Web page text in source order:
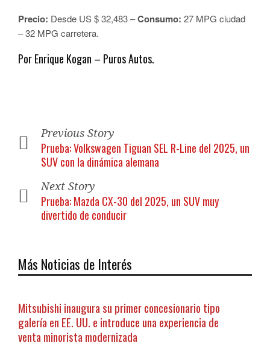
Precio: Desde US $ 32,483 –Consumo: 27 MPG ciudad
– 32 MPG carretera.
Por Enrique Kogan – Puros Autos.
Previous Story
Prueba: Volkswagen Tiguan SEL R-Line del 2025, un
SUV con la dinámica alemana
Next Story
Prueba: Mazda CX-30 del 2025, un SUV muy
divertido de conducir
Más Noticias de Interés
Mitsubishi inaugura su primer concesionario tipo
galería en EE. UU. e introduce una experiencia de
venta minorista modernizada